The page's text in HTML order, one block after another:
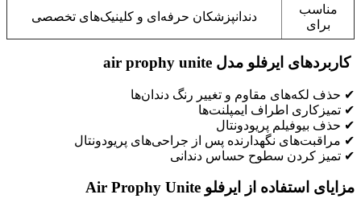
مناسب
برای
دندانپزشکان حرفه‌ای و کلینیک‌های تخصصی
کاربردهای ایرفلو مدل air prophy unite
✔ حذف لکه‌های مقاوم و تغییر رنگ دندان‌ها
✔ تمیزکاری اطراف ایمپلنت‌ها
✔ حذف بیوفیلم پریودونتال
✔ مراقبت‌های نگهدارنده پس از جراحی‌های پریودونتال
✔ تمیز کردن سطوح حساس دندانی
مزایای استفاده از ایرفلو Air Prophy Unite